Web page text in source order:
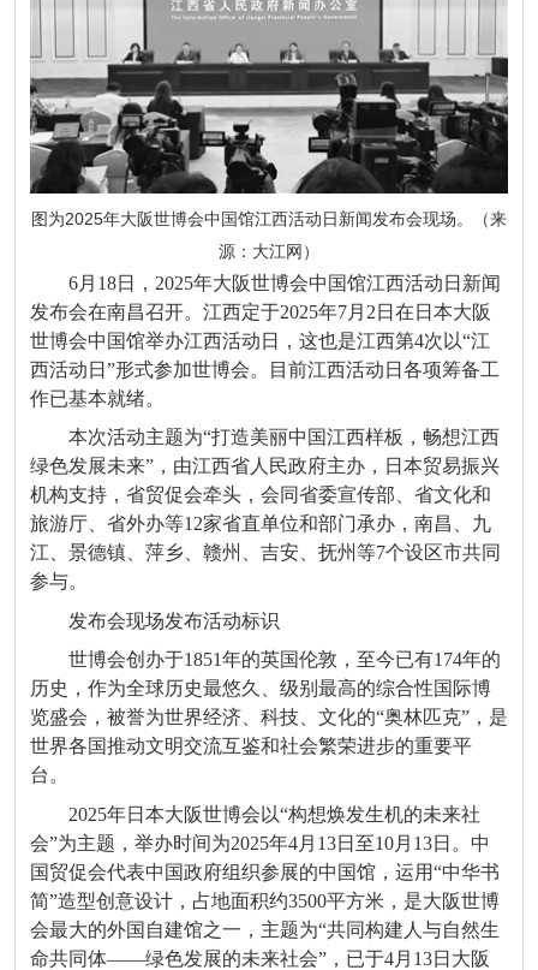
图为2025年大阪世博会中国馆江西活动日新闻发布会现场。（来
源：大江网）
6月18日，2025年大阪世博会中国馆江西活动日新闻
发布会在南昌召开。江西定于2025年7月2日在日本大阪
世博会中国馆举办江西活动日，这也是江西第4次以“江
西活动日”形式参加世博会。目前江西活动日各项筹备工
作已基本就绪。
本次活动主题为“打造美丽中国江西样板，畅想江西
绿色发展未来”，由江西省人民政府主办，日本贸易振兴
机构支持，省贸促会牵头，会同省委宣传部、省文化和
旅游厅、省外办等12家省直单位和部门承办，南昌、九
江、景德镇、萍乡、赣州、吉安、抚州等7个设区市共同
参与。
发布会现场发布活动标识
世博会创办于1851年的英国伦敦，至今已有174年的
历史，作为全球历史最悠久、级别最高的综合性国际博
览盛会，被誉为世界经济、科技、文化的“奥林匹克”，是
世界各国推动文明交流互鉴和社会繁荣进步的重要平
台。
2025年日本大阪世博会以“构想焕发生机的未来社
会”为主题，举办时间为2025年4月13日至10月13日。中
国贸促会代表中国政府组织参展的中国馆，运用“中华书
简”造型创意设计，占地面积约3500平方米，是大阪世博
会最大的外国自建馆之一，主题为“共同构建人与自然生
命共同体——绿色发展的未来社会”，已于4月13日大阪